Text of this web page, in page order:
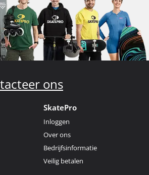
ons
SkatePro
Inloggen
Over ons
Bedrijfsinformatie
Veilig betalen